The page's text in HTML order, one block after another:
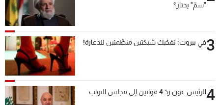
"سمّ" يختار؟
3في بيروت: تفكيك شبكتين منظّمتين للدعارة!
4الرئيس عون ردّ 4 قوانين إلى مجلس النواب